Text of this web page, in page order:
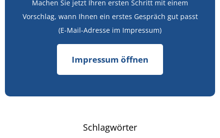
Machen Sie jetzt Ihren ersten Schritt mit einem
Vorschlag, wann Ihnen ein erstes Gespräch gut passt
(E-Mail-Adresse im Impressum)
Impressum öffnen
Schlagwörter